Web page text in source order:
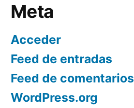
Meta
Acceder
Feed de entradas
Feed de comentarios
WordPress.org